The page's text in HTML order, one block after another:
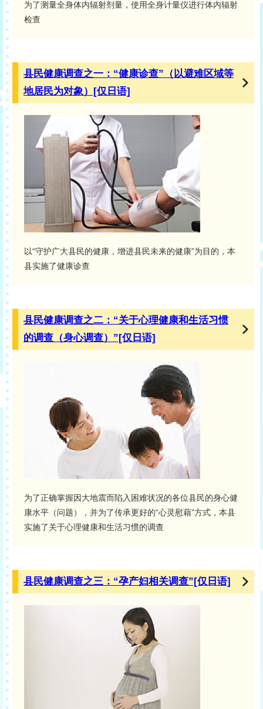
为了测量全身体内辐射剂量，使用全身计量仪进行体内辐射
检查
县民健康调查之一：“健康诊查”（以避难区域等
地居民为对象）[仅日语]
以“守护广大县民的健康，增进县民未来的健康”为目的，本
县实施了健康诊查
县民健康调查之二：“关于心理健康和生活习惯
的调查（身心调查）”[仅日语]
为了正确掌握因大地震而陷入困难状况的各位县民的身心健
康水平（问题），并为了传承更好的“心灵慰藉”方式，本县
实施了关于心理健康和生活习惯的调查
县民健康调查之三：“孕产妇相关调查”[仅日语]